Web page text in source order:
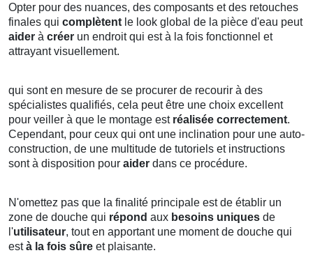
Opter pour des nuances, des composants et des retouches
finales qui complètent le look global de la pièce d'eau peut
aider à créer un endroit qui est à la fois fonctionnel et
attrayant visuellement.
qui sont en mesure de se procurer de recourir à des
spécialistes qualifiés, cela peut être une choix excellent
pour veiller à que le montage est réalisée correctement.
Cependant, pour ceux qui ont une inclination pour une auto-
construction, de une multitude de tutoriels et instructions
sont à disposition pour aider dans ce procédure.
N'omettez pas que la finalité principale est de établir un
zone de douche qui répond aux besoins uniques de
l'utilisateur, tout en apportant une moment de douche qui
està la fois sûre et plaisante.